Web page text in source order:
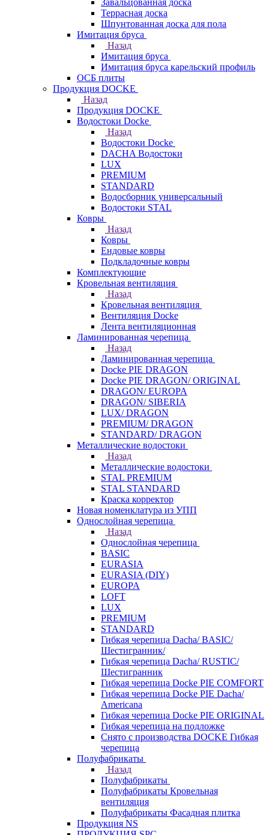
Завальцованная доска
Террасная доска
Шпунтованная доска для пола
Имитация бруса
Назад
Имитация бруса
Имитация бруса карельский профиль
ОСБ плиты
Продукция DOCKE
Назад
Продукция DOCKE
Водостоки Docke
Назад
Водостоки Docke
DACHA Водостоки
LUX
PREMIUM
STANDARD
Водосборник универсальный
Водостоки STAL
Ковры
Назад
Ковры
Ендовые ковры
Подкладочные ковры
Комплектующие
Кровельная вентиляция
Назад
Кровельная вентиляция
Вентиляция Docke
Лента вентиляционная
Ламинированная черепица
Назад
Ламинированная черепица
Docke PIE DRAGON
Docke PIE DRAGON/ ORIGINAL
DRAGON/ EUROPA
DRAGON/ SIBERIA
LUX/ DRAGON
PREMIUM/ DRAGON
STANDARD/ DRAGON
Металлические водостоки
Назад
Металлические водостоки
STAL PREMIUM
STAL STANDARD
Краска корректор
Новая номенклатура из УПП
Однослойная черепица
Назад
Однослойная черепица
BASIC
EURASIA
EURASIA (DIY)
EUROPA
LOFT
LUX
PREMIUM
STANDARD
Гибкая черепица Dacha/ BASIC/
Шестигранник/
Гибкая черепица Dacha/ RUSTIC/
Шестигранник
Гибкая черепица Docke PIE COMFORT
Гибкая черепица Docke PIE Dacha/
Americana
Гибкая черепица Docke PIE ОRIGINАL
Гибкая черепица на подложке
Снято с производства DOCKE Гибкая
черепица
Полуфабрикаты
Назад
Полуфабрикаты
Полуфабрикаты Кровельная
вентиляция
Полуфабрикаты Фасадная плитка
Продукция NS